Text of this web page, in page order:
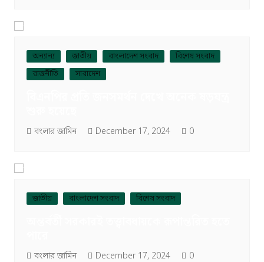
অন্যান্য জাতীয় বাংলাদেশ সংবাদ
বিশেষ সংবাদ
রাজনীতি
সারাদেশ
বংলার জামিন December 17, 2024 0
জাতীয় বাংলাদেশ সংবাদ বিশেষ সংবাদ
বংলার জামিন December 17, 2024 0